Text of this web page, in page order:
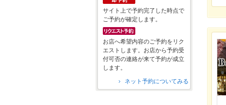
サイト上で予約完了した時点で
ご予約が確定します。
お店へ希望内容のご予約をリク
エストします。お店から予約受
付可否の連絡が来て予約が成立
します。
ネット予約についてみる